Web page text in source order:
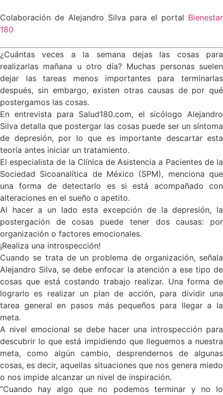
Colaboración de Alejandro Silva para el portal Bienestar
180
¿Cuántas veces a la semana dejas las cosas
para
realizarlas mañana u otro día? Muchas personas suelen
dejar las tareas menos importantes para terminarlas
después, sin embargo, existen otras causas de por qué
postergamos las cosas.
En entrevista para Salud180.com, el sicólogo Alejandro
Silva detalla que postergar las cosas puede ser un síntoma
de depresión, por lo que es importante descartar esta
teoría antes iniciar un tratamiento.
El especialista de la Clínica de Asistencia a Pacientes de la
Sociedad Sicoanalítica de México (SPM), menciona que
una forma de detectarlo es si está acompañado con
alteraciones en el sueño o apetito.
Al hacer a un lado esta excepción de la depresión, la
postergación de cosas puede tener dos causas: por
organización o factores emocionales.
¡Realiza una introspección!
Cuando se trata de un problema de organización, señala
Alejandro Silva, se debe enfocar la atención a ese tipo de
cosas que está costando trabajo realizar. Una forma de
lograrlo es realizar un plan de acción, para dividir una
tarea general en pasos más pequeños para llegar a la
meta.
A nivel emocional se debe hacer una introspección para
descubrir lo que está impidiendo que lleguemos a nuestra
meta, como algún cambio, desprendernos de algunas
cosas, es decir, aquellas situaciones que nos genera miedo
o nos impide alcanzar un nivel de inspiración.
“Cuando hay algo que no podemos terminar y no lo